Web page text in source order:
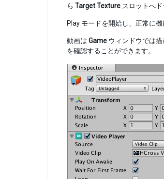
ら Target Texture スロットへド
Play モードを開始し、正常に
動画は Game ウィンドウでは
を確認することができます。